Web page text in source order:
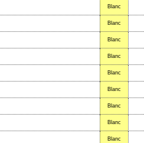
Blanc
Blanc
Blanc
Blanc
Blanc
Blanc
Blanc
Blanc
Blanc